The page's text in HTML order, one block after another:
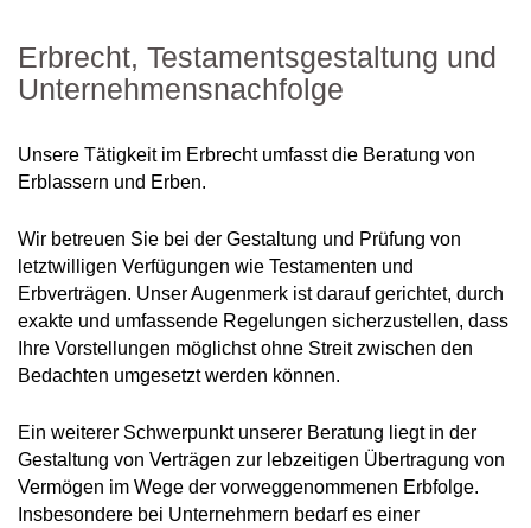
Erbrecht, Testamentsgestaltung und
Unternehmensnachfolge
Unsere Tätigkeit im Erbrecht umfasst die Beratung von
Erblassern und Erben.
Wir betreuen Sie bei der Gestaltung und Prüfung von
letztwilligen Verfügungen wie Testamenten und
Erbverträgen. Unser Augenmerk ist darauf gerichtet, durch
exakte und umfassende Regelungen sicherzustellen, dass
Ihre Vorstellungen möglichst ohne Streit zwischen den
Bedachten umgesetzt werden können.
Ein weiterer Schwerpunkt unserer Beratung liegt in der
Gestaltung von Verträgen zur lebzeitigen Übertragung von
Vermögen im Wege der vorweggenommenen Erbfolge.
Insbesondere bei Unternehmern bedarf es einer